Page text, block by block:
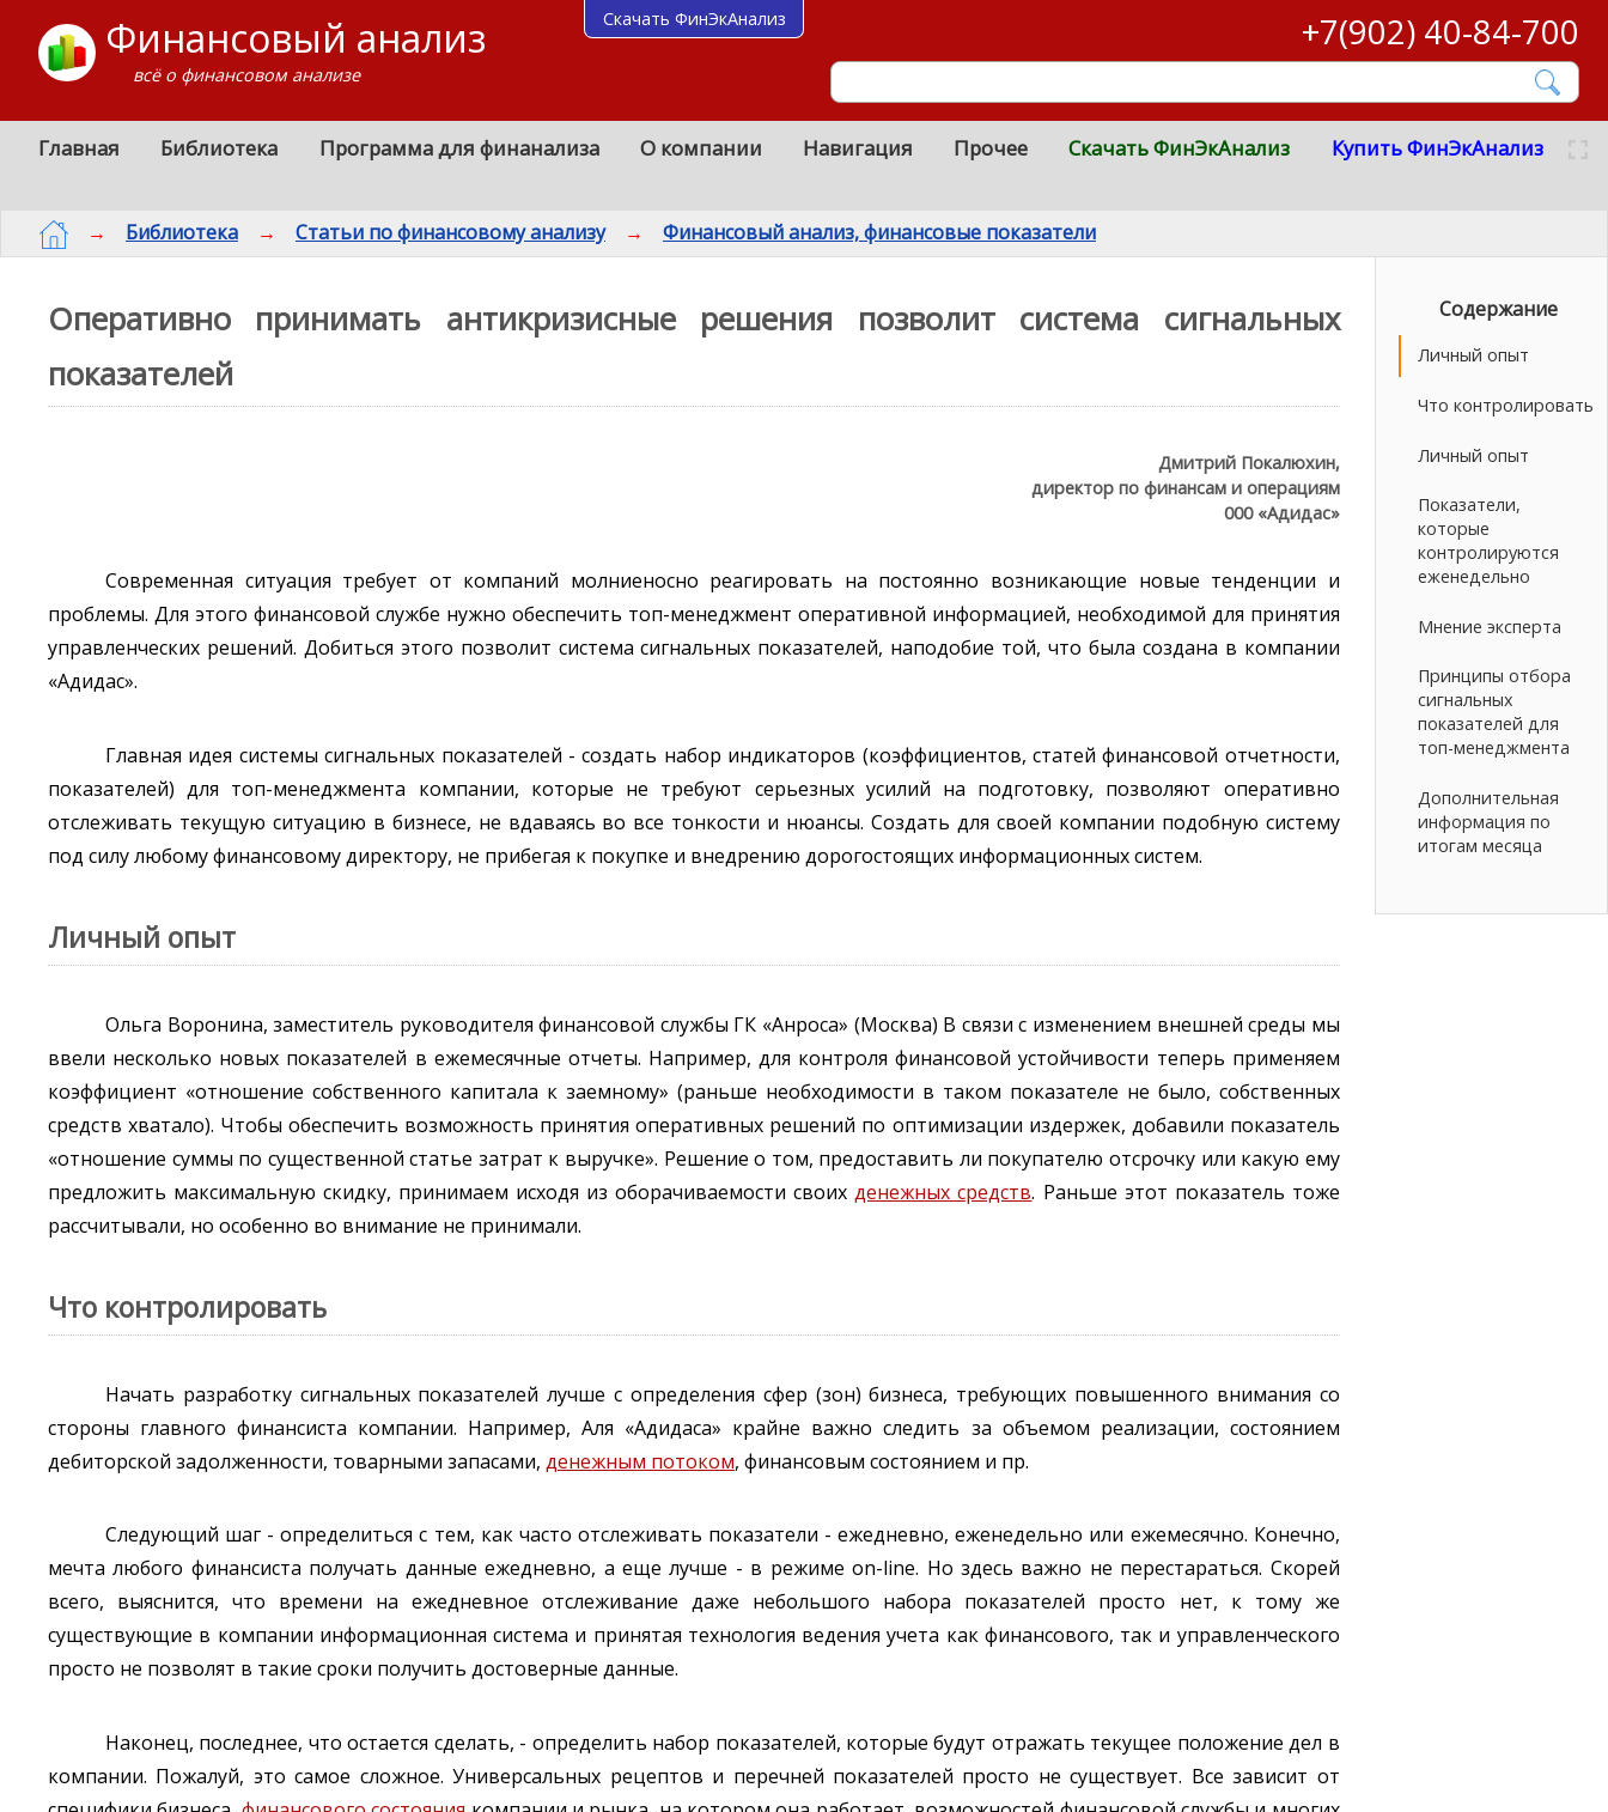
Финансовый анализ
всё о финансовом анализе
+7(902) 40-84-700
Главная Библиотека Программа для финанализа О компании Навигация Прочее Скачать ФинЭкАнализ Купить ФинЭкАнализ
→ Библиотека → Статьи по финансовому анализу → Финансовый анализ, финансовые показатели
Оперативно принимать антикризисные решения позволит система сигнальных
показателей
Дмитрий Покалюхин,
директор по финансам и операциям
000 «Адидас»
Современная ситуация требует от компаний молниеносно реагировать на постоянно возникающие новые тенденции и
проблемы. Для этого финансовой службе нужно обеспечить топ-менеджмент оперативной информацией, необходимой для принятия
управленческих решений. Добиться этого позволит система сигнальных показателей, наподобие той, что была создана в компании
«Адидас».
Главная идея системы сигнальных показателей - создать набор индикаторов (коэффициентов, статей финансовой отчетности,
показателей) для топ-менеджмента компании, которые не требуют серьезных усилий на подготовку, позволяют оперативно
отслеживать текущую ситуацию в бизнесе, не вдаваясь во все тонкости и нюансы. Создать для своей компании подобную систему
под силу любому финансовому директору, не прибегая к покупке и внедрению дорогостоящих информационных систем.
Личный опыт
Ольга Воронина, заместитель руководителя финансовой службы ГК «Анроса» (Москва) В связи с изменением внешней среды мы
ввели несколько новых показателей в ежемесячные отчеты. Например, для контроля финансовой устойчивости теперь применяем
коэффициент «отношение собственного капитала к заемному» (раньше необходимости в таком показателе не было, собственных
средств хватало). Чтобы обеспечить возможность принятия оперативных решений по оптимизации издержек, добавили показатель
«отношение суммы по существенной статье затрат к выручке». Решение о том, предоставить ли покупателю отсрочку или какую ему
предложить максимальную скидку, принимаем исходя из оборачиваемости своихденежных средств. Раньше этот показатель тоже
рассчитывали, но особенно во внимание не принимали.
Что контролировать
Начать разработку сигнальных показателей лучше с определения сфер (зон) бизнеса, требующих повышенного внимания со
стороны главного финансиста компании. Например, Аля «Адидаса» крайне важно следить за объемом реализации, состоянием
дебиторской задолженности, товарными запасами, денежным потоком, финансовым состоянием и пр.
Следующий шаг - определиться с тем, как часто отслеживать показатели - ежедневно, еженедельно или ежемесячно. Конечно,
мечта любого финансиста получать данные ежедневно, а еще лучше - в режиме on-line. Но здесь важно не перестараться. Скорей
всего, выяснится, что времени на ежедневное отслеживание даже небольшого набора показателей просто нет, к тому же
существующие в компании информационная система и принятая технология ведения учета как финансового, так и управленческого
просто не позволят в такие сроки получить достоверные данные.
Наконец, последнее, что остается сделать, - определить набор показателей, которые будут отражать текущее положение дел в
компании. Пожалуй, это самое сложное. Универсальных рецептов и перечней показателей просто не существует. Все зависит от
Содержание
Личный опыт
Что контролировать
Личный опыт
Показатели,
которые
контролируются
еженедельно
Мнение эксперта
Принципы отбора
сигнальных
показателей для
топ-менеджмента
Дополнительная
информация по
итогам месяца
Скачать ФинЭкАнализ